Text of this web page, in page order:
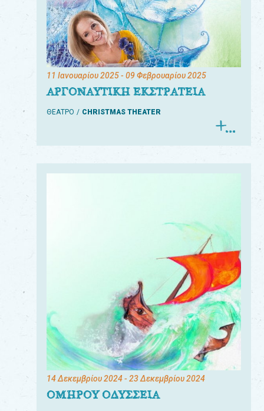
11 Ιανουαρίου 2025- 09 Φεβρουαρίου 2025
ΑΡΓΟΝΑΥΤΙΚΗ ΕΚΣΤΡΑΤΕΙΑ
ΘΕΑΤΡΟ CHRISTMAS THEATER
14 Δεκεμβρίου 2024- 23 Δεκεμβρίου 2024
ΟΜΗΡΟΥ ΟΔΥΣΣΕΙΑ